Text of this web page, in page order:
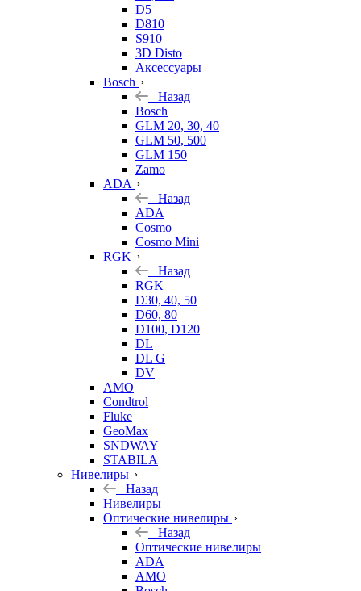
D5
D810
S910
3D Disto
Аксессуары
Bosch
Назад
Bosch
GLM 20, 30, 40
GLM 50, 500
GLM 150
Zamo
ADA
Назад
ADA
Cosmo
Cosmo Mini
RGK
Назад
RGK
D30, 40, 50
D60, 80
D100, D120
DL
DL G
DV
AMO
Condtrol
Fluke
GeoMax
SNDWAY
STABILA
Нивелиры
Назад
Нивелиры
Оптические нивелиры
Назад
Оптические нивелиры
ADA
AMO